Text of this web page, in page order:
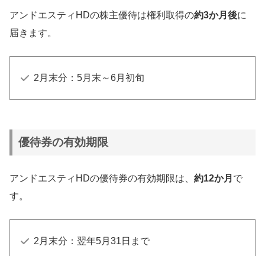
200株以上：5,000円分
アンドエスティHDの株主優待は権利取得の約3か月後に
届きます。
2月末分：5月末～6月初旬
優待券の有効期限
アンドエスティHDの優待券の有効期限は、 約12か月 で
す。
2月末分：翌年5月31日まで